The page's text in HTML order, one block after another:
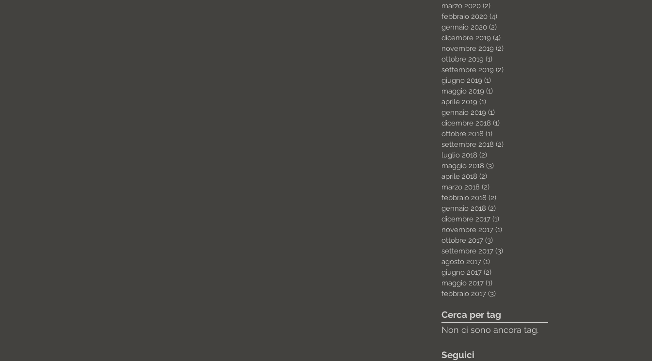
marzo 2020 (2)
febbraio 2020 (4)
gennaio 2020 (2)
dicembre 2019 (4)
novembre 2019 (2)
ottobre 2019 (1)
settembre 2019 (2)
giugno 2019 (1)
maggio 2019 (1)
aprile 2019 (1)
gennaio 2019 (1)
dicembre 2018 (1)
ottobre 2018 (1)
settembre 2018 (2)
luglio 2018 (2)
maggio 2018 (3)
aprile 2018 (2)
marzo 2018 (2)
febbraio 2018 (2)
gennaio 2018 (2)
dicembre 2017 (1)
novembre 2017 (1)
ottobre 2017 (3)
settembre 2017 (3)
agosto 2017 (1)
giugno 2017 (2)
maggio 2017 (1)
febbraio 2017 (3)
Cerca per tag
Non ci sono ancora tag.
Seguici